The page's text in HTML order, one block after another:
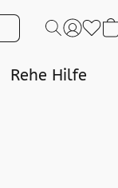
Rehe Hilfe